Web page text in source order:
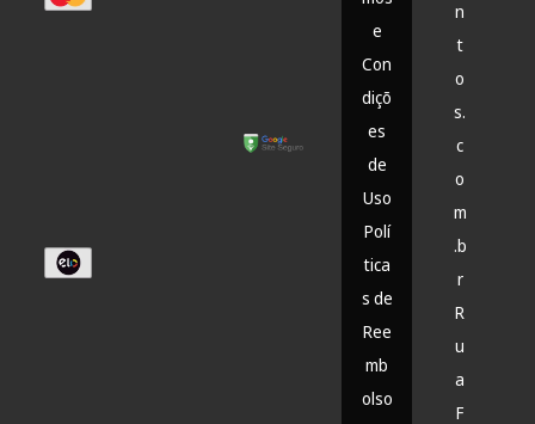
e
Con
diçõ
es
de
Uso
Polí
tica
s de
Ree
mb
olso
n
t
o
s.
c
o
m
.b
r
R
u
a
F